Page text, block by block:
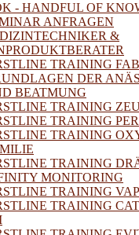
- HANDFUL OF
ANFRAGEN
&
TRAINING
DER
BEATMUNG
TRAINING
TRAINING
TRAINING
TRAINING
MONITORING
TRAINING
TRAINING